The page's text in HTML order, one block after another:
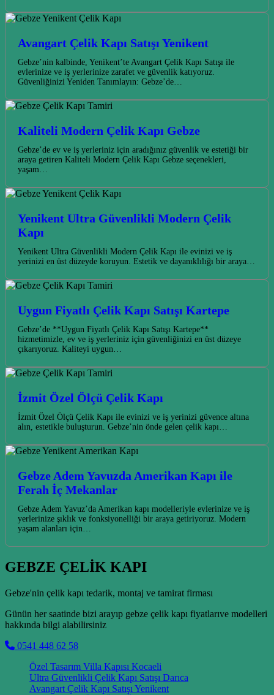
Avangart Çelik Kapı Satışı Yenikent
Gebze’nin kalbinde, Yenikent’te Avangart Çelik Kapı Satışı ile
evlerinize ve iş yerlerinize zarafet ve güvenlik katıyoruz.
Güvenliğinizi Yeniden Tanımlayın: Gebze’de…
Kaliteli Modern Çelik Kapı Gebze
Gebze’de ev ve iş yerleriniz için aradığınız güvenlik ve estetiği bir
araya getiren Kaliteli Modern Çelik Kapı Gebze seçenekleri,
yaşam…
Yenikent Ultra Güvenlikli Modern Çelik
Kapı
Yenikent Ultra Güvenlikli Modern Çelik Kapı ile evinizi ve iş
yerinizi en üst düzeyde koruyun. Estetik ve dayanıklılığı bir araya…
Uygun Fiyatlı Çelik Kapı Satışı Kartepe
Gebze’de **Uygun Fiyatlı Çelik Kapı Satışı Kartepe**
hizmetimizle, ev ve iş yerleriniz için güvenliğinizi en üst düzeye
çıkarıyoruz. Kaliteyi uygun…
İzmit Özel Ölçü Çelik Kapı
İzmit Özel Ölçü Çelik Kapı ile evinizi ve iş yerinizi güvence altına
alın, estetikle buluşturun. Gebze’nin önde gelen çelik kapı…
Gebze Adem Yavuzda Amerikan Kapı ile
Ferah İç Mekanlar
Gebze Adem Yavuz’da Amerikan kapı modelleriyle evlerinize ve iş
yerlerinize şıklık ve fonksiyonelliği bir araya getiriyoruz. Modern
yaşam alanları için…
GEBZE ÇELİK KAPI
Gebze'nin çelik kapı tedarik, montaj ve tamirat firması
Günün her saatinde bizi arayıp gebze çelik kapı fiyatlarıve modelleri
hakkında bilgi alabilirsiniz
0541 448 62 58
Özel Tasarım Villa Kapısı Kocaeli
Ultra Güvenlikli Çelik Kapı Satışı Darıca
Avangart Çelik Kapı Satışı Yenikent